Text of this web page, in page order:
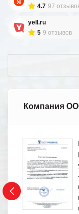
4.7 97
yell.ru
5 9 отзывов
Компания